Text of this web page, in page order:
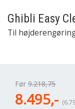
Ghibli Easy
Til
Før 9.218,75
8.495,-